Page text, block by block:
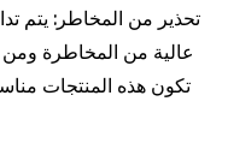
تحذير من المخاطر: يتم
عالية من المخاطرة
تكون هذه المنتجات